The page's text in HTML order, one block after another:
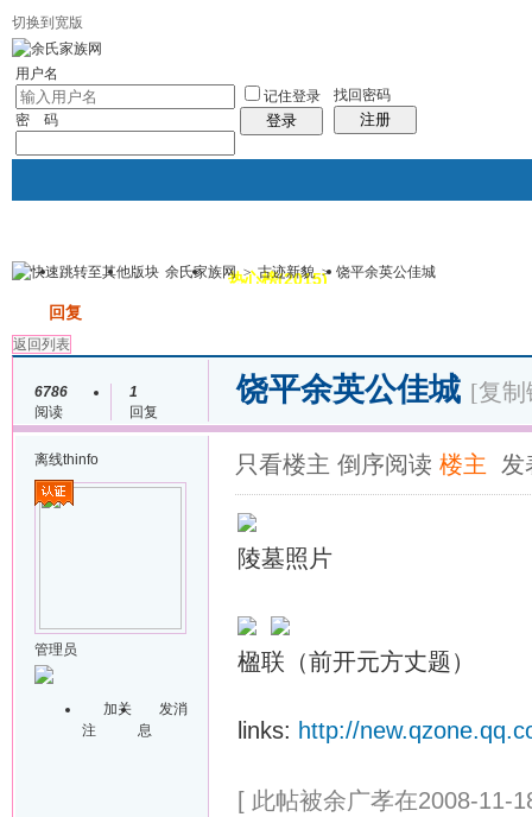
切换到宽版
用户名
密 码
记住登录
登录
找回密码
注册
我的 讨论区 热心榜(2015) 风采堂
余氏家族网 > 古迹新貌 > 饶平余英公佳城
回复
返回列表
6786
阅读
1
回复
饶平余英公佳城 [复
离线thinfo
管理员
加关
注
发消
息
只看楼主 倒序阅读 楼主 发
陵墓照片
楹联（前开元方丈题）
links: http://
[ 此帖被余广孝在2008-11-